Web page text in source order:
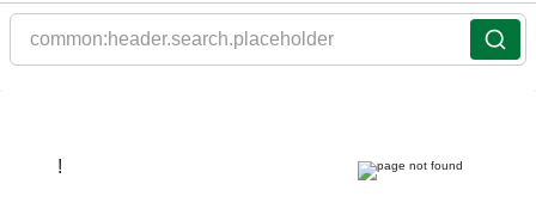
common:header.search.placeholder
!